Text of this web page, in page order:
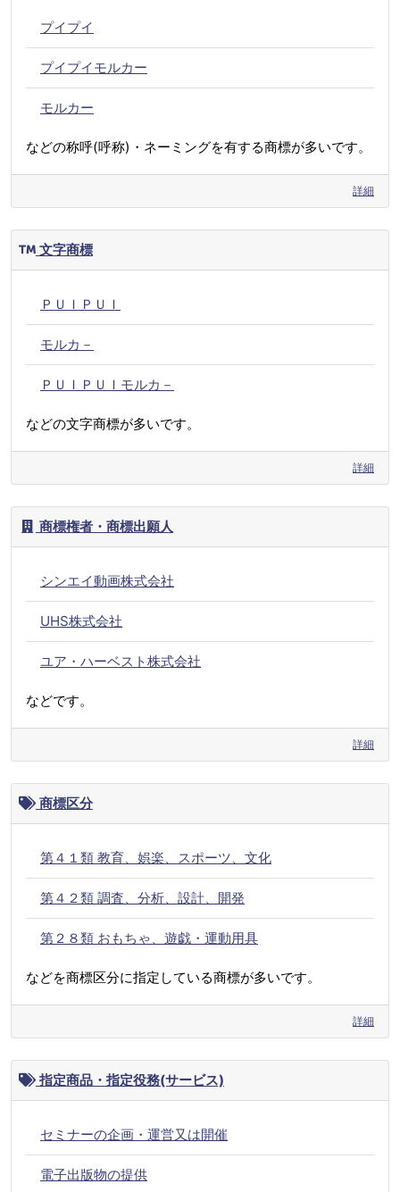
プイプイ
プイプイモルカー
モルカー
などの称呼(呼称)・ネーミングを有する商標が多いです。
詳細
文字商標
ＰＵＩＰＵＩ
モルカ－
ＰＵＩＰＵＩモルカ－
などの文字商標が多いです。
詳細
商標権者・商標出願人
シンエイ動画株式会社
UHS株式会社
ユア・ハーベスト株式会社
などです。
詳細
商標区分
第４１類 教育、娯楽、スポーツ、文化
第４２類 調査、分析、設計、開発
第２８類 おもちゃ、遊戯・運動用具
などを商標区分に指定している商標が多いです。
詳細
指定商品・指定役務(サービス)
セミナーの企画・運営又は開催
電子出版物の提供